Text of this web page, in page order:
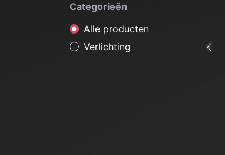
Categorieën
Alle producten
Verlichting